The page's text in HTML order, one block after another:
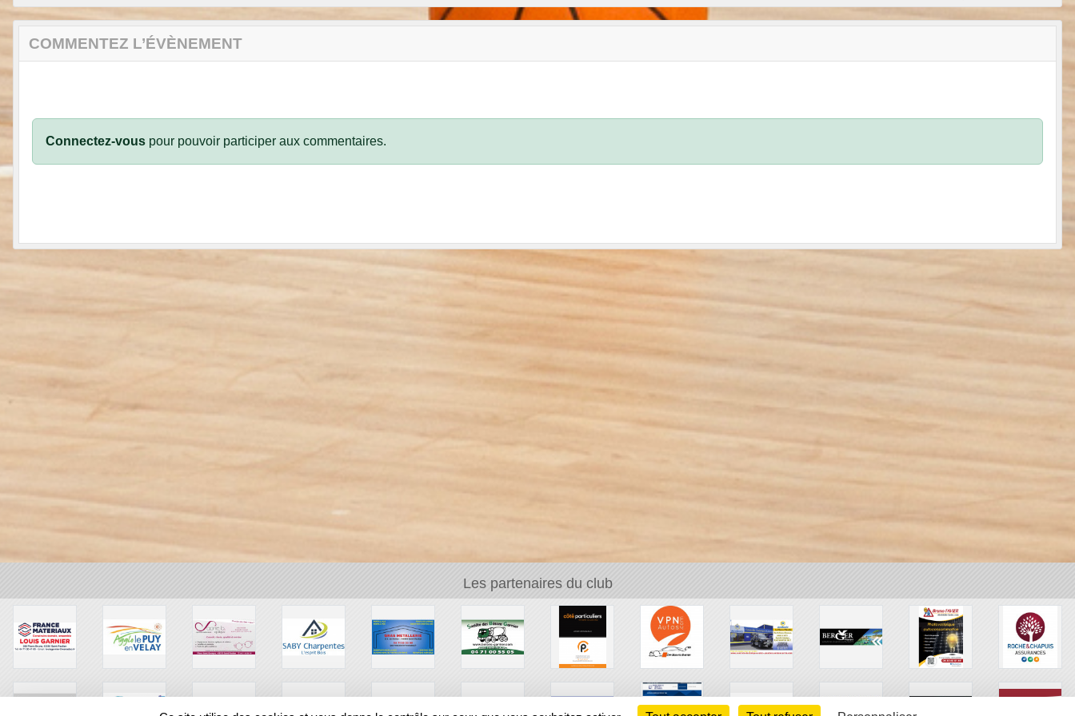
COMMENTEZ L’ÉVÈNEMENT
Connectez-vous pour pouvoir participer aux commentaires.
Les partenaires du club